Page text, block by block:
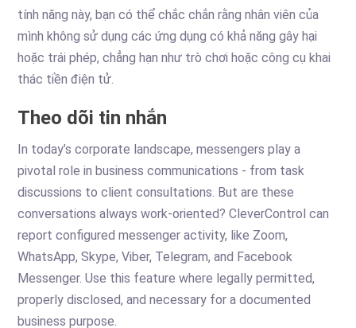
tính năng này, bạn có thể chắc chắn rằng nhân viên của
mình không sử dụng các ứng dụng có khả năng gây hại
hoặc trái phép, chẳng hạn như trò chơi hoặc công cụ khai
thác tiền điện tử.
Theo dõi tin nhắn
In today’s corporate landscape, messengers play a
pivotal role in business communications - from task
discussions to client consultations. But are these
conversations always work-oriented? CleverControl can
report configured messenger activity, like Zoom,
WhatsApp, Skype, Viber, Telegram, and Facebook
Messenger. Use this feature where legally permitted,
properly disclosed, and necessary for a documented
business purpose.